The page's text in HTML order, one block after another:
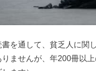
書を通して、貧乏人に関
りませんが、年200冊以